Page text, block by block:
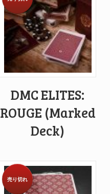
DMC ELITES:
ROUGE (Marked
Deck)
売り切れ